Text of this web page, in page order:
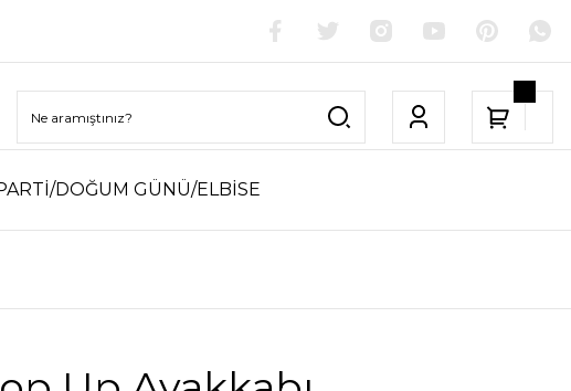
DOĞUM GÜNÜ/ELBİSE